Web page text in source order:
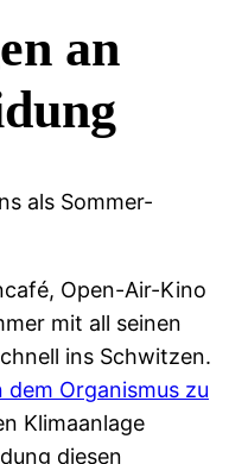
an
Open-Air-Kino
mit all seinen
ins Schwitzen.
dem Organismus zu
Klimaanlage
diesen